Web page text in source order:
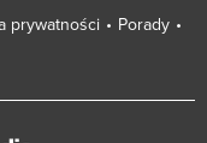
prywatności
Porady